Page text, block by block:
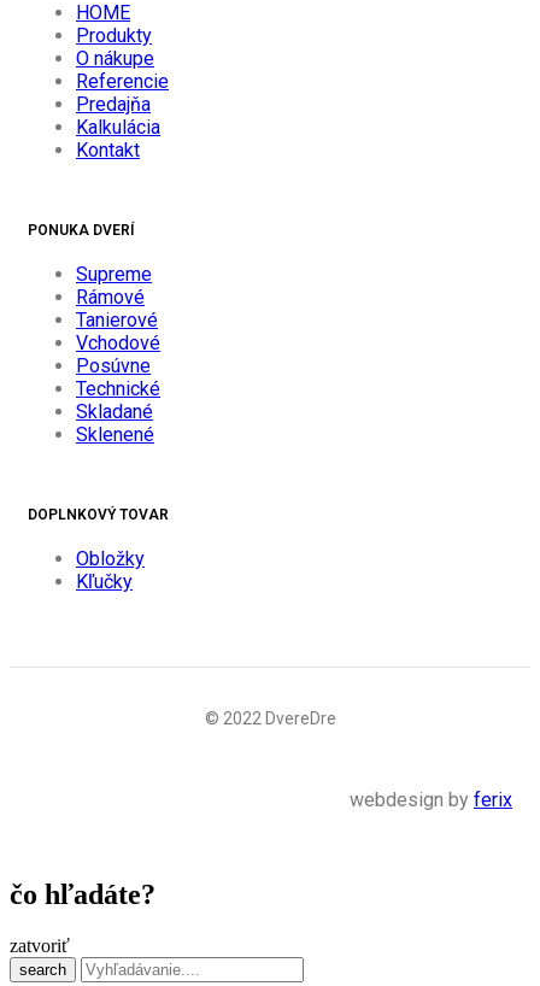
HOME
Produkty
O nákupe
Referencie
Predajňa
Kalkulácia
Kontakt
PONUKA DVERÍ
Supreme
Rámové
Tanierové
Vchodové
Posúvne
Technické
Skladané
Sklenené
DOPLNKOVÝ TOVAR
Obložky
Kľučky
© 2022 DvereDre
webdesign by ferix
čo hľadáte?
zatvoriť
search